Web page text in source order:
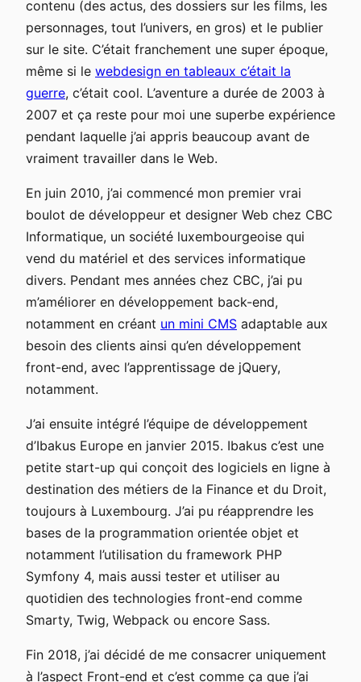
contenu (des actus, des dossiers sur les films, les
personnages, tout l’univers, en gros) et le publier
sur le site. C’était franchement une super époque,
même si le webdesign en tableaux c’était la
guerre, c’était cool. L’aventure a durée de 2003 à
2007 et ça reste pour moi une superbe expérience
pendant laquelle j’ai appris beaucoup avant de
vraiment travailler dans le Web.
En juin 2010, j’ai commencé mon premier vrai
boulot de développeur et designer Web chez CBC
Informatique, un société luxembourgeoise qui
vend du matériel et des services informatique
divers. Pendant mes années chez CBC, j’ai pu
m’améliorer en développement back-end,
notamment en créant un mini CMS adaptable aux
besoin des clients ainsi qu’en développement
front-end, avec l’apprentissage de jQuery,
notamment.
J’ai ensuite intégré l’équipe de développement
d’Ibakus Europe en janvier 2015. Ibakus c’est une
petite start-up qui conçoit des logiciels en ligne à
destination des métiers de la Finance et du Droit,
toujours à Luxembourg. J’ai pu réapprendre les
bases de la programmation orientée objet et
notamment l’utilisation du framework PHP
Symfony 4, mais aussi tester et utiliser au
quotidien des technologies front-end comme
Smarty, Twig, Webpack ou encore Sass.
Fin 2018, j’ai décidé de me consacrer uniquement
à l’aspect Front-end et c’est comme ça que j’ai